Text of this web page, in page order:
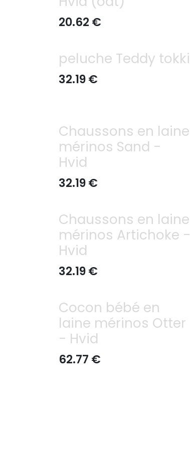
20.62 €
peluche Teddy tokki
32.19€
Chaussons en laine
mérinos Sand -
Hvid
32.19€
Chaussons en laine
mérinos Artichoke -
Hvid
32.19€
Cocon bébé en
laine mérinos Otter
- Hvid
62.77 €